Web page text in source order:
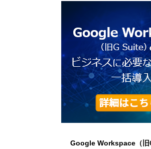
支援サービス
Google Workspace（旧